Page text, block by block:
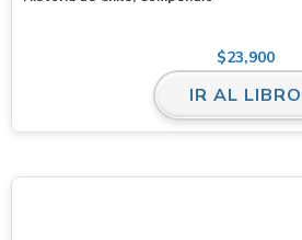
$23,900
IR AL LIBRO